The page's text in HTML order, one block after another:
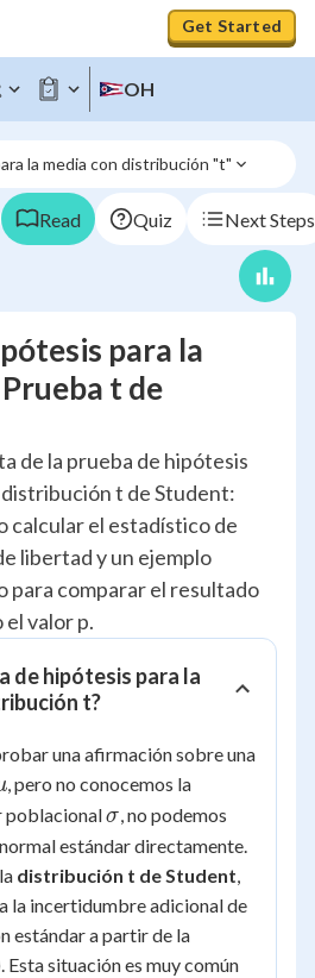
Get Started
OH
la media con distribución "t"
Read Quiz Next Steps
para la
t de
de la prueba de hipótesis
distribución t de Student:
calcular el estadístico de
libertad y un ejemplo
para comparar el resultado
valor p.
de hipótesis para la
t?
una afirmación sobre una
, pero no conocemos la
poblacional\sigma
σ, no podemos
estándar directamente.
distribución t de Student,
la incertidumbre adicional de
estándar a partir de la
Esta situación es muy común